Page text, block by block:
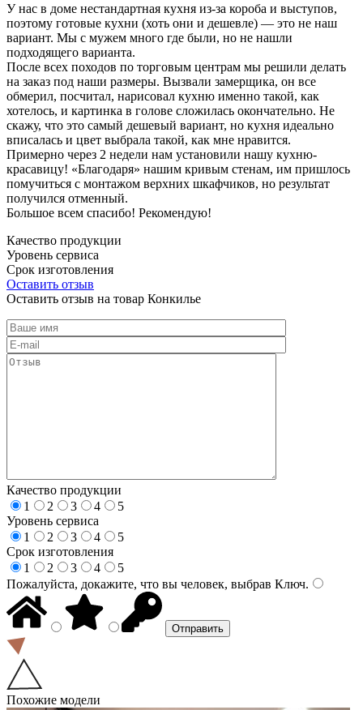
У нас в доме нестандартная кухня из-за короба и выступов,
поэтому готовые кухни (хоть они и дешевле) — это не наш
вариант. Мы с мужем много где были, но не нашли
подходящего варианта.
После всех походов по торговым центрам мы решили делать
на заказ под наши размеры. Вызвали замерщика, он все
обмерил, посчитал, нарисовал кухню именно такой, как
хотелось, и картинка в голове сложилась окончательно. Не
скажу, что это самый дешевый вариант, но кухня идеально
вписалась и цвет выбрала такой, как мне нравится.
Примерно через 2 недели нам установили нашу кухню-
красавицу! «Благодаря» нашим кривым стенам, им пришлось
помучиться с монтажом верхних шкафчиков, но результат
получился отменный.
Большое всем спасибо! Рекомендую!
Качество продукции
Уровень сервиса
Срок изготовления
Оставить отзыв
Оставить отзыв на товар Конкилье
Качество продукции
1
2 3 4
5
Уровень сервиса
1
2 3 4
5
Срок изготовления
1
2 3 4
5
Пожалуйста, докажите, что вы человек, выбрав Ключ.
Похожие модели